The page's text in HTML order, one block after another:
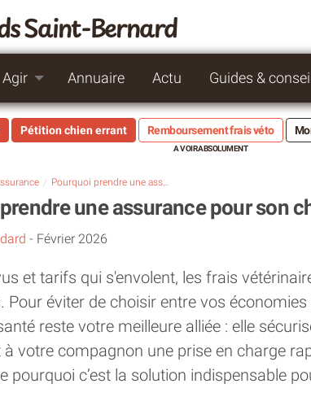
Saint-Bernard
Agir Annuaire Actu Guides &
Pétition chien errant Remboursement frais véto
Pourquoi prendre une assurance pour son chien ? les vraies raisons
une assurance pour son
- Février 2026
et tarifs qui s'envolent, les frais
Pour éviter de choisir entre vos
reste votre meilleure alliée : elle
votre compagnon une prise en charge
pourquoi c’est la solution indispensable